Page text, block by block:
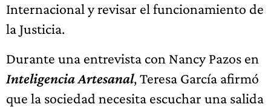
Internacional y revisar el funcionamiento de
la Justicia.
Durante una entrevista con Nancy Pazos en
Inteligencia Artesanal, Teresa García afirmó
que la sociedad necesita escuchar una salida